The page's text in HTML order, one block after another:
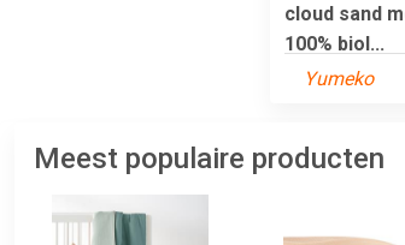
cloud sand
100% biol...
Yumeko
Meest populaire producten